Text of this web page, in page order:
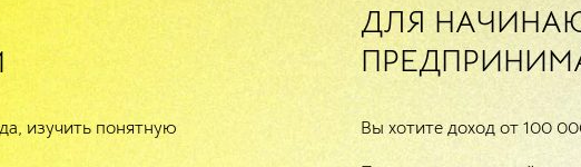
Вы хотите доход от 100
изучить понятную
ДЛЯ